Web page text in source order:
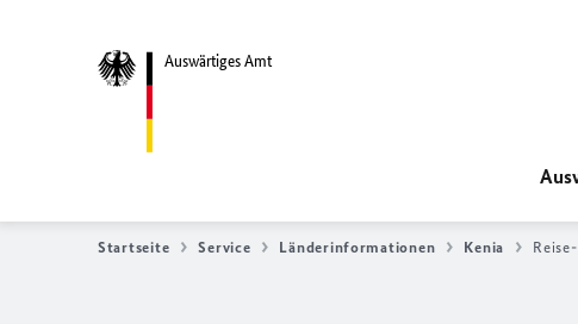
Auswärtiges Amt
Startseite Service Länderinformationen Kenia